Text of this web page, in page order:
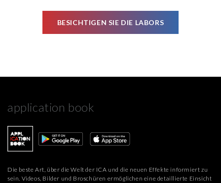
BESICHTIGEN SIE DIE LABORS
application book
Die beste Art, über die Welt der ICA und die neuen Effekte informiert zu
sein. Videos, Bilder und Broschüren ermöglichen eine detaillierte Einsicht